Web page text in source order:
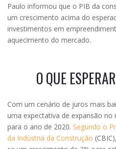
Paulo informou que o PIB da
um crescimento acima do
investimentos em
aquecimento do mercado.
O QUE
Com um cenário de juros mais
uma expectativa de expansão
para o ano de 2020. Segundo o
da Indústria da Construção